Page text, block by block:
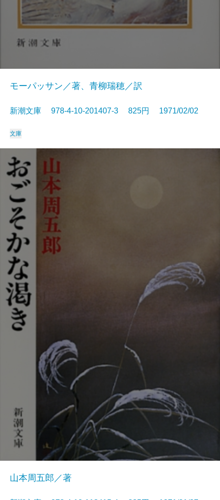
モーパッサン／著、青柳瑞穂／訳
新潮文庫 978-4-10-201407-3 825円 1971/02/02
文庫
山本周五郎／著